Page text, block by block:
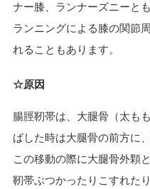
ナー膝
ランナーズニーと
ランニングによる膝の関節
れることもあります。
☆原因
腸脛靭帯は、大腿骨（太も
ばした時は大腿骨の前方に
この移動の際に大腿骨外顆
靭帯ぶつかったりこすれた